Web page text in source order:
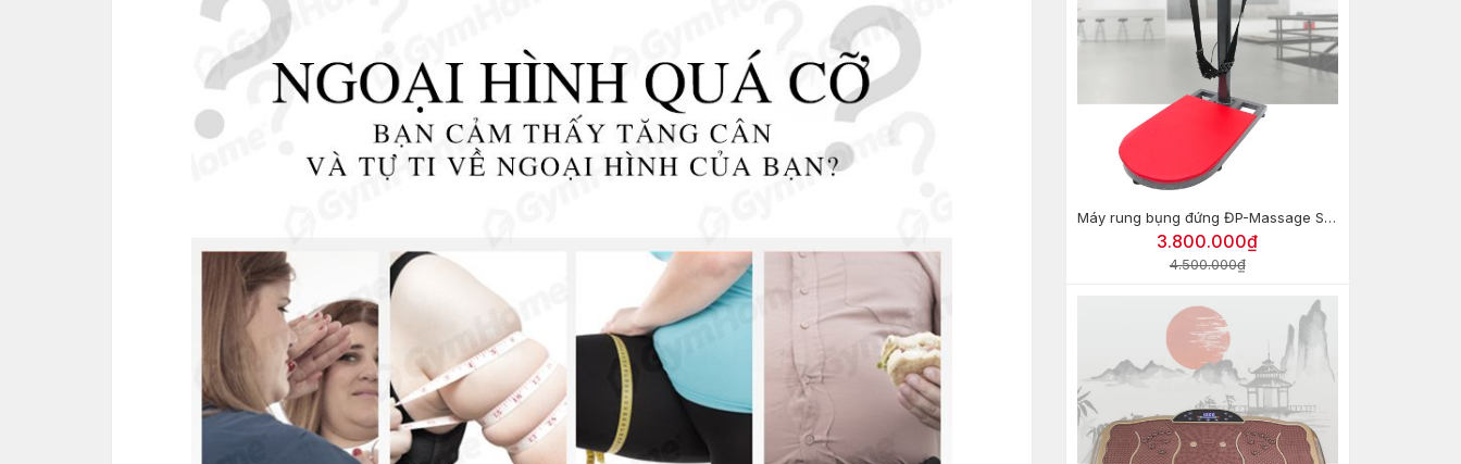
Máy rung bụng đứng ĐP-Massage Sport
3.800.000₫
4.500.000₫